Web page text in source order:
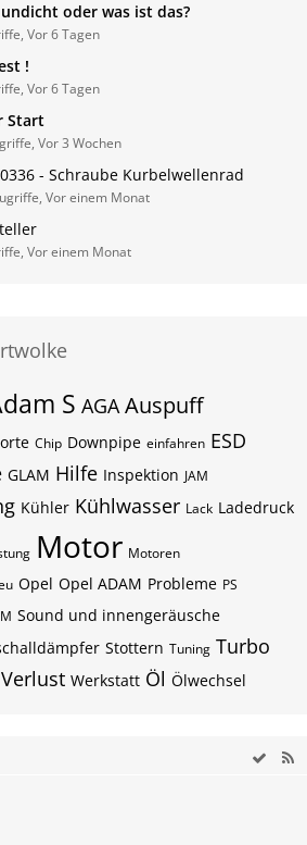
oder was ist das?
Vor 6 Tagen
!
Vor 6 Tagen
Start
Vor 3 Wochen
- Schraube Kurbelwellenrad
Vor einem Monat
Vor einem Monat
S AGA Auspuff
Chip Downpipe einfahren ESD
GLAM Hilfe Inspektion JAM
Kühler Kühlwasser Lack Ladedruck
Motor Motoren
Opel Opel ADAM Probleme PS
Sound und innengeräusche
Stottern Tuning Turbo
Verlust Werkstatt Öl Ölwechsel